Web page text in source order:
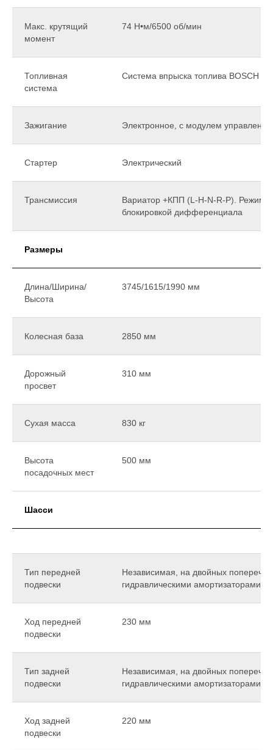
Макс. крутящий
момент
74 Н•м/6500 об/мин
Топливная
система
Система впрыска топлива BOSCH
Зажигание Электронное, с модулем
Стартер Электрический
Трансмиссия
Вариатор +КПП (L-H-N-R-P). Режимы
блокировкой дифференциала
Размеры
Длина/Ширина/
Высота
3745/1615/1990 мм
Колесная база 2850 мм
Дорожный
просвет
310 мм
Сухая масса 830 кг
Высота
посадочных мест
500 мм
Шасси
Тип передней
подвески
Независимая, на двойных
гидравлическими амортизаторами
Ход передней
подвески
230 мм
Тип задней
подвески
Независимая, на двойных
гидравлическими амортизаторами
Ход задней
подвески
220 мм